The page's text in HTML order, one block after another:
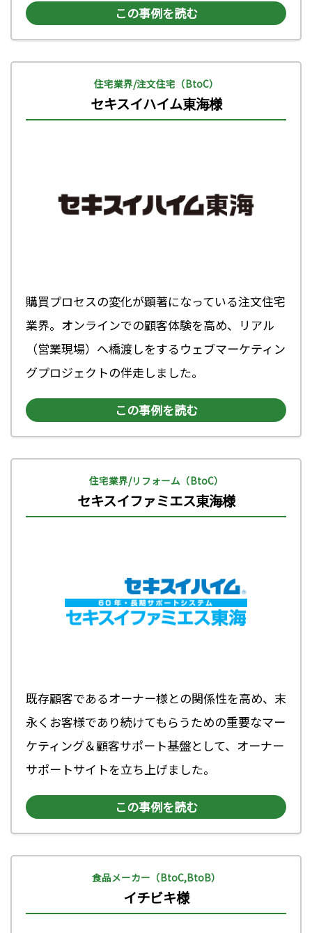
この事例を読む
住宅業界/注文住宅（BtoC）
セキスイハイム東海様
購買プロセスの変化が顕著になっている注文住宅
業界。オンラインでの顧客体験を高め、リアル
（営業現場）へ橋渡しをするウェブマーケティン
グプロジェクトの伴走しました。
この事例を読む
住宅業界/リフォーム（BtoC）
セキスイファミエス東海様
既存顧客であるオーナー様との関係性を高め、末
永くお客様であり続けてもらうための重要なマー
ケティング＆顧客サポート基盤として、オーナー
サポートサイトを立ち上げました。
この事例を読む
食品メーカー（BtoC,BtoB）
イチビキ様